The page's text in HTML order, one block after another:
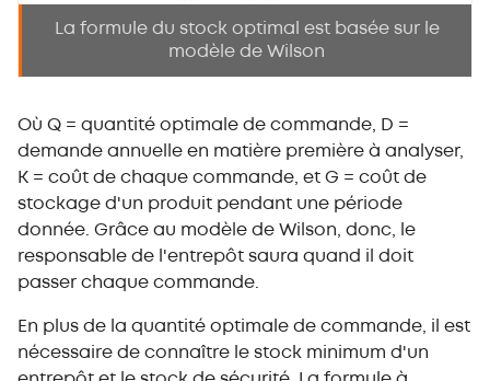
La formule du stock optimal est basée sur le
modèle de Wilson
Où Q = quantité optimale de commande, D =
demande annuelle en matière première à analyser,
K = coût de chaque commande, et G = coût de
stockage d'un produit pendant une période
donnée. Grâce au modèle de Wilson, donc, le
responsable de l'entrepôt saura quand il doit
passer chaque commande.
En plus de la quantité optimale de commande, il est
nécessaire de connaître le stock minimum d'un